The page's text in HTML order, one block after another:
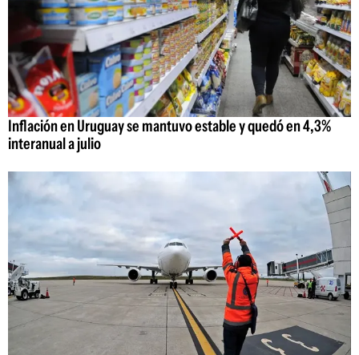
Inflación en Uruguay se mantuvo estable y quedó en 4,3%
interanual a julio